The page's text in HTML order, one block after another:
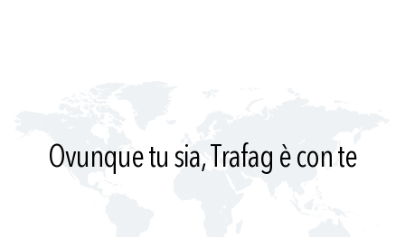
Ovunque tu sia, Trafag è con te